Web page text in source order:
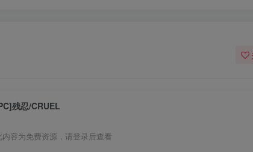
残忍/CRUEL
内容为免费资源，请登录后查看